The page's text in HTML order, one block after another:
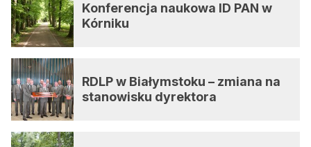
Konferencja naukowa ID PAN w
Kórniku
RDLP w Białymstoku – zmiana na
stanowisku dyrektora